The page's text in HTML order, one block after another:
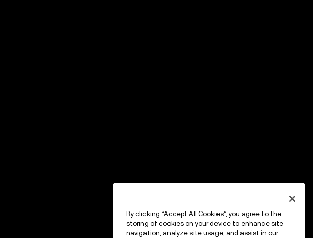
By clicking “Accept All Cookies”, you agree to the
storing of cookies on your device to enhance site
navigation, analyze site usage, and assist in our